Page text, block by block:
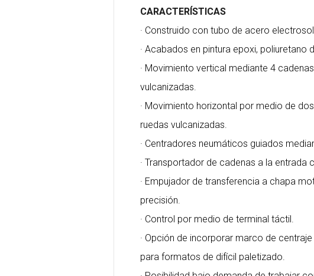
CARACTERÍSTICAS
· Construido con tubo de acero
· Acabados en pintura epoxi,
· Movimiento vertical mediante 4
vulcanizadas.
· Movimiento horizontal por medio de
ruedas vulcanizadas.
· Centradores neumáticos guiados
· Transportador de cadenas a la entrada
· Empujador de transferencia a chapa
precisión.
· Control por medio de terminal táctil.
· Opción de incorporar marco de
para formatos de difícil paletizado.